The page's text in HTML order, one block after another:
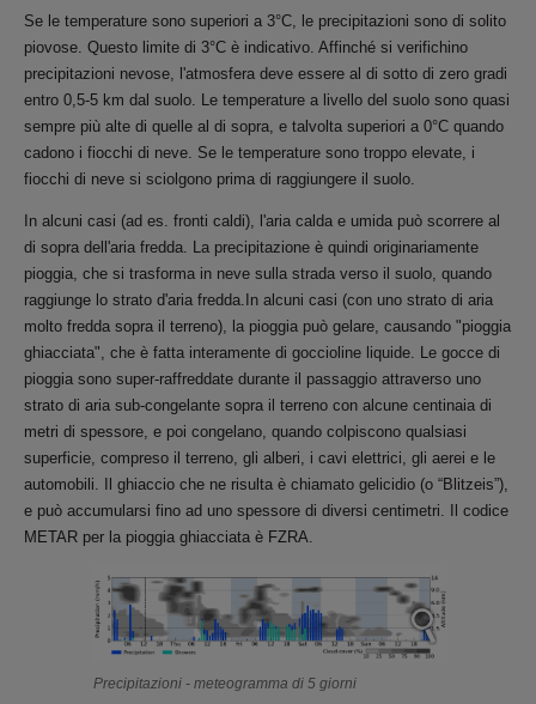
Se le temperature sono superiori a 3°C, le precipitazioni sono di solito
piovose. Questo limite di 3°C è indicativo. Affinché si verifichino
precipitazioni nevose, l'atmosfera deve essere al di sotto di zero gradi
entro 0,5-5 km dal suolo. Le temperature a livello del suolo sono quasi
sempre più alte di quelle al di sopra, e talvolta superiori a 0°C quando
cadono i fiocchi di neve. Se le temperature sono troppo elevate, i
fiocchi di neve si sciolgono prima di raggiungere il suolo.
In alcuni casi (ad es. fronti caldi), l'aria calda e umida può scorrere al
di sopra dell'aria fredda. La precipitazione è quindi originariamente
pioggia, che si trasforma in neve sulla strada verso il suolo, quando
raggiunge lo strato d'aria fredda.In alcuni casi (con uno strato di aria
molto fredda sopra il terreno), la pioggia può gelare, causando "pioggia
ghiacciata", che è fatta interamente di goccioline liquide. Le gocce di
pioggia sono super-raffreddate durante il passaggio attraverso uno
strato di aria sub-congelante sopra il terreno con alcune centinaia di
metri di spessore, e poi congelano, quando colpiscono qualsiasi
superficie, compreso il terreno, gli alberi, i cavi elettrici, gli aerei e le
automobili. Il ghiaccio che ne risulta è chiamato gelicidio (o “Blitzeis”),
e può accumularsi fino ad uno spessore di diversi centimetri. Il codice
METAR per la pioggia ghiacciata è FZRA.
Precipitazioni - meteogramma di 5 giorni